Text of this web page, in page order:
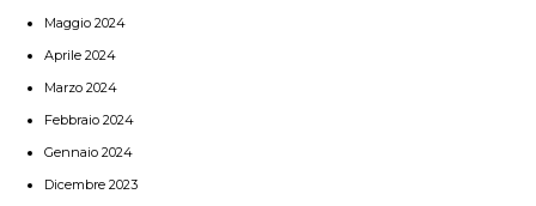
Maggio 2024
Aprile 2024
Marzo 2024
Febbraio 2024
Gennaio 2024
Dicembre 2023